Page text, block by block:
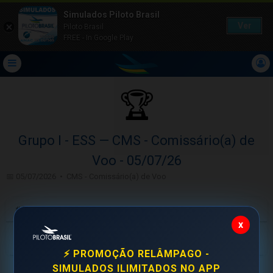
🏆
Grupo I - ESS — CMS - Comissário(a) de
Voo - 05/07/26
# Aluno Acertos Tempo
x
⚡ PROMOÇÃO RELÂMPAGO -
SIMULADOS ILIMITADOS NO APP
Simulados Piloto Brasil
Piloto Brasil
FREE - In Google Play